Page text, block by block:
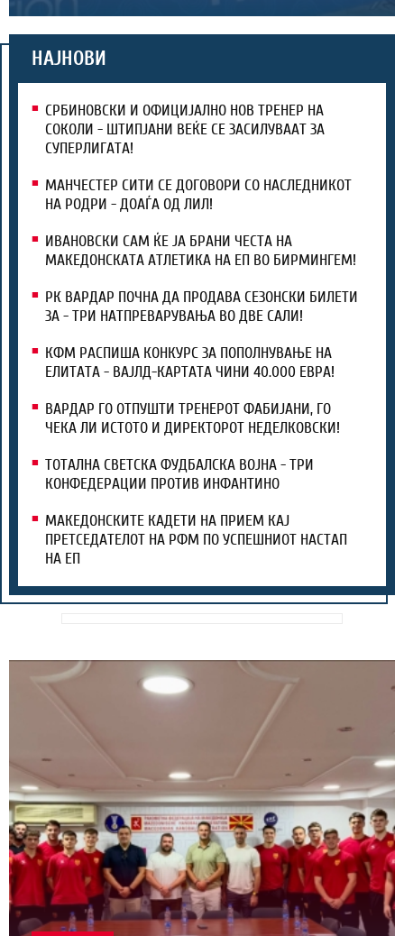
НАЈНОВИ
СРБИНОВСКИ И ОФИЦИЈАЛНО НОВ ТРЕНЕР НА
СОКОЛИ - ШТИПЈАНИ ВЕЌЕ СЕ ЗАСИЛУВААТ ЗА
СУПЕРЛИГАТА!
МАНЧЕСТЕР СИТИ СЕ ДОГОВОРИ СО НАСЛЕДНИКОТ
НА РОДРИ - ДОАЃА ОД ЛИЛ!
ИВАНОВСКИ САМ ЌЕ ЈА БРАНИ ЧЕСТА НА
МАКЕДОНСКАТА АТЛЕТИКА НА ЕП ВО БИРМИНГЕМ!
РК ВАРДАР ПОЧНА ДА ПРОДАВА СЕЗОНСКИ БИЛЕТИ
ЗА - ТРИ НАТПРЕВАРУВАЊА ВО ДВЕ САЛИ!
КФМ РАСПИША КОНКУРС ЗА ПОПОЛНУВАЊЕ НА
ЕЛИТАТА - ВАЈЛД-КАРТАТА ЧИНИ 40.000 ЕВРА!
ВАРДАР ГО ОТПУШТИ ТРЕНЕРОТ ФАБИЈАНИ, ГО
ЧЕКА ЛИ ИСТОТО И ДИРЕКТОРОТ НЕДЕЛКОВСКИ!
ТОТАЛНА СВЕТСКА ФУДБАЛСКА ВОЈНА - ТРИ
КОНФЕДЕРАЦИИ ПРОТИВ ИНФАНТИНО
МАКЕДОНСКИТЕ КАДЕТИ НА ПРИЕМ КАЈ
ПРЕТСЕДАТЕЛОТ НА РФМ ПО УСПЕШНИОТ НАСТАП
НА ЕП